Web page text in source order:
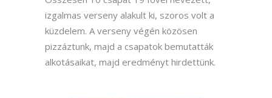
izgalmas verseny alakult ki, szoros volt a
küzdelem. A verseny végén közösen
pizzáztunk, majd a csapatok bemutatták
alkotásaikat, majd eredményt hirdettünk.